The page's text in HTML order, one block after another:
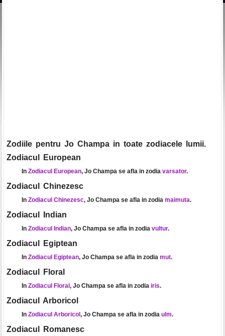
Zodiile pentru Jo Champa in toate zodiacele lumii.
Zodiacul European
In Zodiacul European, Jo Champa se afla in zodia varsator.
Zodiacul Chinezesc
In Zodiacul Chinezesc, Jo Champa se afla in zodia maimuta.
Zodiacul Indian
In Zodiacul Indian, Jo Champa se afla in zodia vultur.
Zodiacul Egiptean
In Zodiacul Egiptean, Jo Champa se afla in zodia mut.
Zodiacul Floral
In Zodiacul Floral , Jo Champa se afla in zodia iris.
Zodiacul Arboricol
In Zodiacul Arboricol , Jo Champa se afla in zodia ulm.
Zodiacul Romanesc